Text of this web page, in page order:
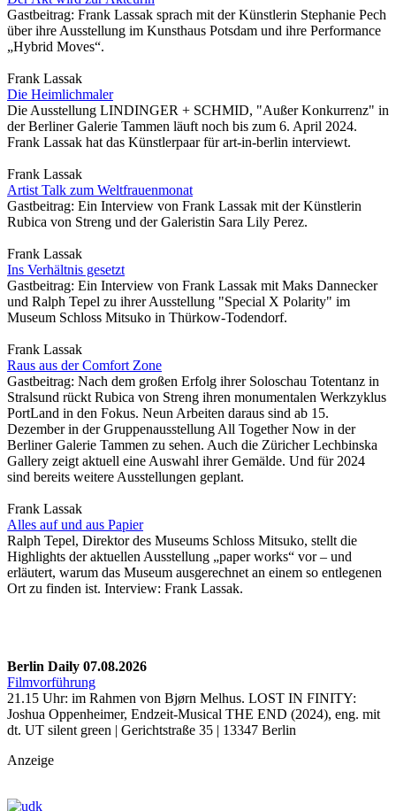
Gastbeitrag: Frank Lassak sprach mit der Künstlerin Stephanie Pech
über ihre Ausstellung im Kunsthaus Potsdam und ihre Performance
„Hybrid Moves“.
Frank Lassak
Die Heimlichmaler
Die Ausstellung LINDINGER + SCHMID, "Außer Konkurrenz" in
der Berliner Galerie Tammen läuft noch bis zum 6. April 2024.
Frank Lassak hat das Künstlerpaar für art-in-berlin interviewt.
Frank Lassak
Artist Talk zum Weltfrauenmonat
Gastbeitrag: Ein Interview von Frank Lassak mit der Künstlerin
Rubica von Streng und der Galeristin Sara Lily Perez.
Frank Lassak
Ins Verhältnis gesetzt
Gastbeitrag: Ein Interview von Frank Lassak mit Maks Dannecker
und Ralph Tepel zu ihrer Ausstellung "Special X Polarity" im
Museum Schloss Mitsuko in Thürkow-Todendorf.
Frank Lassak
Raus aus der Comfort Zone
Gastbeitrag: Nach dem großen Erfolg ihrer Soloschau Totentanz in
Stralsund rückt Rubica von Streng ihren monumentalen Werkzyklus
PortLand in den Fokus. Neun Arbeiten daraus sind ab 15.
Dezember in der Gruppenausstellung All Together Now in der
Berliner Galerie Tammen zu sehen. Auch die Züricher Lechbinska
Gallery zeigt aktuell eine Auswahl ihrer Gemälde. Und für 2024
sind bereits weitere Ausstellungen geplant.
Frank Lassak
Alles auf und aus Papier
Ralph Tepel, Direktor des Museums Schloss Mitsuko, stellt die
Highlights der aktuellen Ausstellung „paper works“ vor – und
erläutert, warum das Museum ausgerechnet an einem so entlegenen
Ort zu finden ist. Interview: Frank Lassak.
Berlin Daily 07.08.2026
Filmvorführung
21.15 Uhr: im Rahmen von Bjørn Melhus. LOST IN FINITY:
Joshua Oppenheimer, Endzeit-Musical THE END (2024), eng. mit
dt. UT silent green | Gerichtstraße 35 | 13347 Berlin
Anzeige